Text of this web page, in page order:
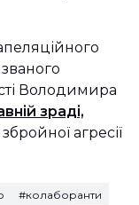
Володимира
зраді,
агресії
#колаборанти